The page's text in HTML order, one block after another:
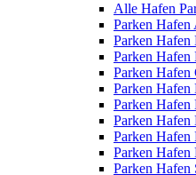
Alle Hafen
Parken Hafen
Parken Hafen
Parken Hafen
Parken Hafen
Parken Hafen
Parken Hafen
Parken
Parken Hafen
Parken Hafen
Parken Hafen